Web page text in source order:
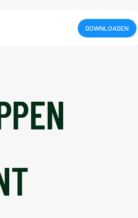
DOWNLOADEN